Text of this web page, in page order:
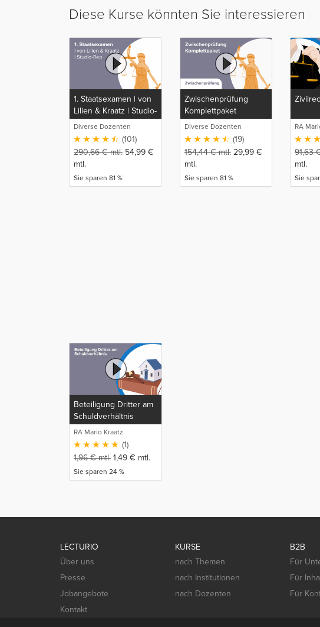
Diese Kurse könnten Sie interessieren
1. Staatsexamen | von
Lilien & Kraatz | Studio-
Rep
Diverse Dozenten
(101)
290,66€mtl. 54,99 €
mtl.
Sie sparen 81 %
Zwischenprüfung
Komplettpaket
Diverse Dozenten
(19)
154,44€mtl. 29,99 €
mtl.
Sie sparen 81 %
RA
91,63
mtl.
Sie
Beteiligung Dritter am
Schuldverhältnis
RA Mario Kraatz
(1)
1,96€mtl. 1,49 € mtl.
Sie sparen 24 %
LECTURIO
Über uns
Presse
Jobangebote
Kontakt
KURSE
nach Themen
nach Institutionen
nach Dozenten
B2B
Für
Für
Für